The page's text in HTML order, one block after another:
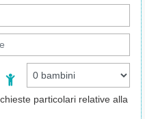
particolari relative alla